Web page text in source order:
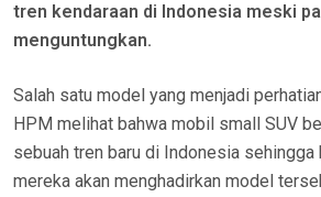
tren kendaraan di Indonesia meski
menguntungkan.
Salah satu model yang menjadi
HPM melihat bahwa mobil small SUV
sebuah tren baru di Indonesia sehingga
mereka akan menghadirkan model